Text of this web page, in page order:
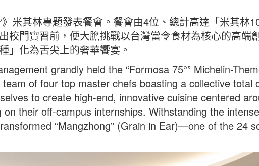
米其林專題發表餐會。餐會由4位、總計高達「米其林
校門實習前，便大膽挑戰以台灣當令食材為核心的高端
」化為舌尖上的奢華饗宴。
grandly held the “Formosa 75°” Michelin-
of four top master chefs boasting a collective total
to create high-end, innovative cuisine centered
their off-campus internships. Withstanding the
“Mangzhong” (Grain in Ear)—one of the 24